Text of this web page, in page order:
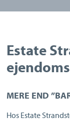
Estate
MERE END
Hos Estate